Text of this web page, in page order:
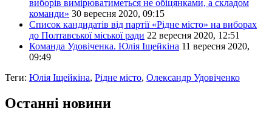
виборів вимірюватиметься не обіцянками, а складом
команди» 30 вересня 2020, 09:15
Список кандидатів від партії «Рідне місто» на виборах
до Полтавської міської ради 22 вересня 2020, 12:51
Команда Удовіченка. Юлія Іщейкіна 11 вересня 2020,
09:49
Теги: Юлія Іщейкіна, Рідне місто, Олександр Удовіченко
Останні новини